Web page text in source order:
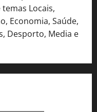
Locais,
Economia, Saúde,
Desporto, Media e